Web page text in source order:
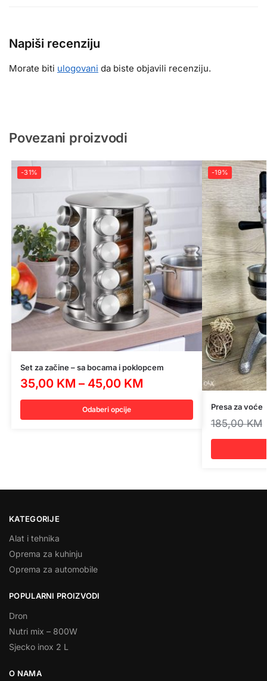
Napiši recenziju
Morate biti ulogovani da biste objavili recenziju.
Povezani proizvodi
-31%
Set za začine – sa bocama i poklopcem
35,00 KM – 45,00 KM
Odaberi opcije
-19%
Presa za voće
185,00KM
KATEGORIJE
Alat i tehnika
Oprema za kuhinju
Oprema za automobile
POPULARNI PROIZVODI
Dron
Nutri mix – 800W
Sjecko inox 2 L
O NAMA